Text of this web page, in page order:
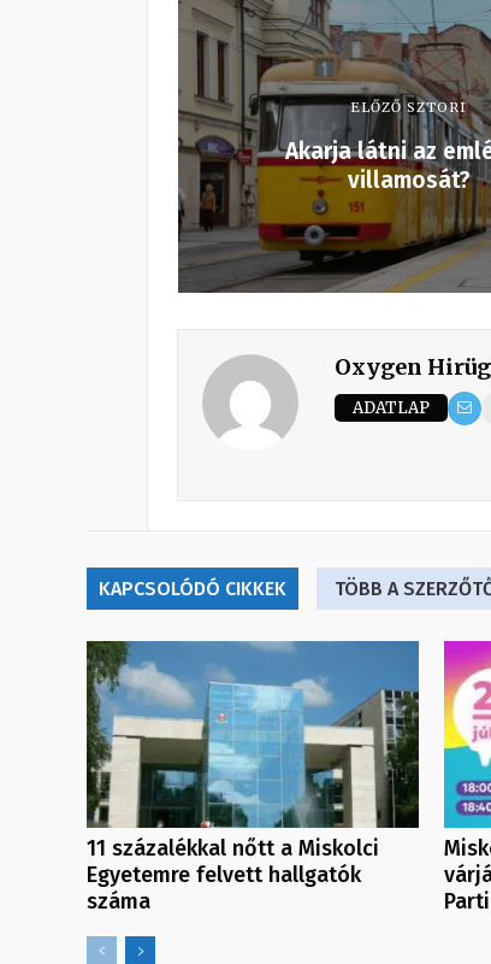
ELŐZŐ SZTORI
Akarja látni az
villamosát?
Oxygen
ADATLAP
KAPCSOLÓDÓ CIKKEK TÖBB A
11 százalékkal nőtt a Miskolci
Egyetemre felvett hallgatók
száma